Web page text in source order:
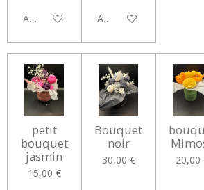
Ajouter au panierAjouter au panier
petit
bouquet
jasmin
15,00 €
Bouquet
noir
30,00 € 20,00